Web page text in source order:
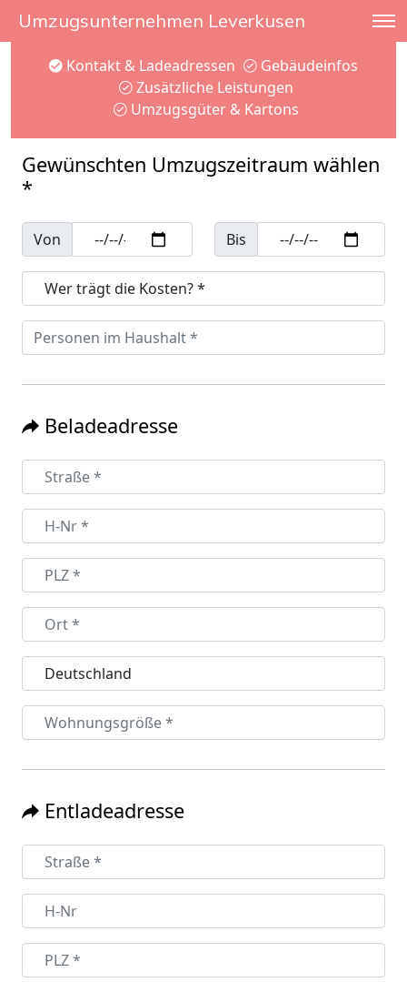
Umzugsunternehmen Leverkusen
Kontakt & Ladeadressen
Gebäudeinfos
Zusätzliche Leistungen
Umzugsgüter & Kartons
Gewünschten Umzugszeitraum wählen
*
Von Bis
Beladeadresse
Entladeadresse